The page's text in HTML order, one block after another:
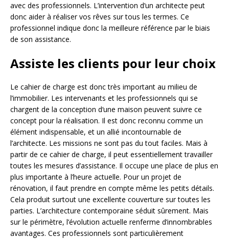
avec des professionnels. L’intervention d’un architecte peut
donc aider à réaliser vos rêves sur tous les termes. Ce
professionnel indique donc la meilleure référence par le biais
de son assistance.
Assiste les clients pour leur choix
Le cahier de charge est donc très important au milieu de
l’immobilier. Les intervenants et les professionnels qui se
chargent de la conception d‘une maison peuvent suivre ce
concept pour la réalisation. Il est donc reconnu comme un
élément indispensable, et un allié incontournable de
l’architecte. Les missions ne sont pas du tout faciles. Mais à
partir de ce cahier de charge, il peut essentiellement travailler
toutes les mesures d’assistance. Il occupe une place de plus en
plus importante à l’heure actuelle. Pour un projet de
rénovation, il faut prendre en compte même les petits détails.
Cela produit surtout une excellente couverture sur toutes les
parties. L’architecture contemporaine séduit sûrement. Mais
sur le périmètre, l’évolution actuelle renferme d’innombrables
avantages. Ces professionnels sont particulièrement